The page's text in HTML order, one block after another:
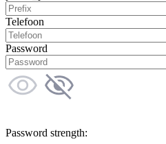
Telefoon
Password
Password strength: